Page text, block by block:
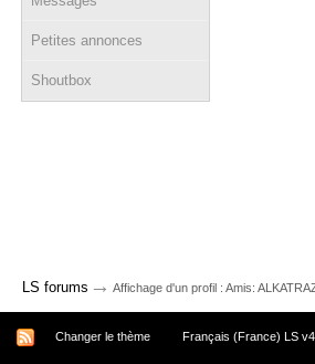
Petites annonces
Shoutbox
LS forums → Affichage d'un profil : Amis:
Changer le thème Français (France) LS v4